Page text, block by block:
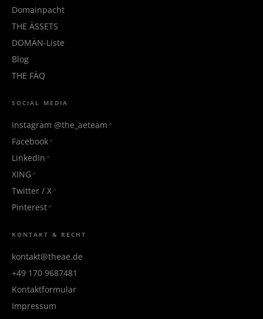
Domainpacht
THE ÄSSETS
DOMÄN-Liste
Blog
THE FÄQ
SOCIAL MEDIA
Instagram @the_aeteam
Facebook
LinkedIn
XING
Twitter / X
Pinterest
KONTAKT & RECHT
kontakt@theae.de
+49 170 9687481
Kontaktformular
Impressum